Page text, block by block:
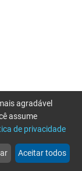
more_horiz
Mais
agradável
assume
de privacidade
Aceitar todos